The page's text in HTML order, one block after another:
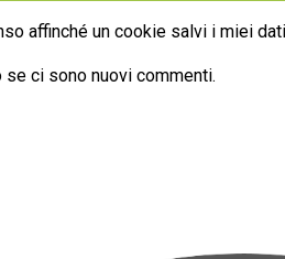
affinché un cookie salvi i miei
se ci sono nuovi commenti.